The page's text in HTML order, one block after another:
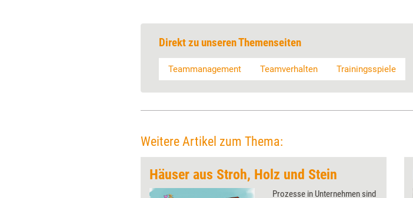
Direkt zu unseren Themenseiten
Teammanagement Teamverhalten Trainingsspiele
Weitere Artikel zum Thema:
Häuser aus Stroh, Holz und Stein
Prozesse in Unternehmen sind